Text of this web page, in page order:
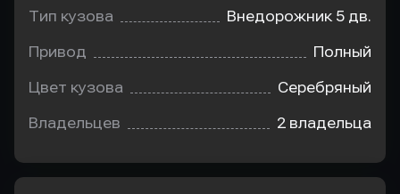
Тип кузова Внедорожник 5 дв.
Привод Полный
Цвет кузова Серебряный
Владельцев 2 владельца